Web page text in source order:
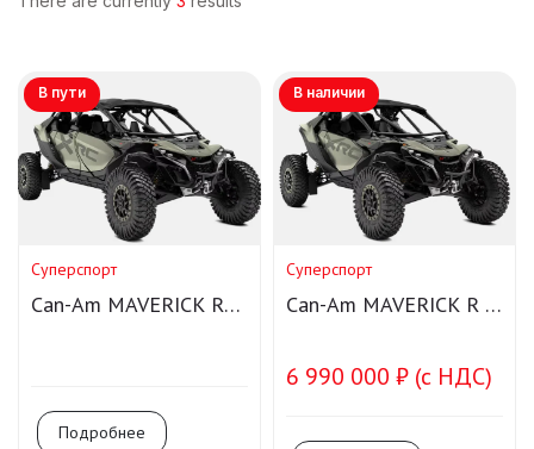
В пути
Суперспорт
Can-Am MAVERICK R
Подробнее
В наличии
Суперспорт
Can-Am MAVERICK R X
6 990 000 ₽ (с НДС)